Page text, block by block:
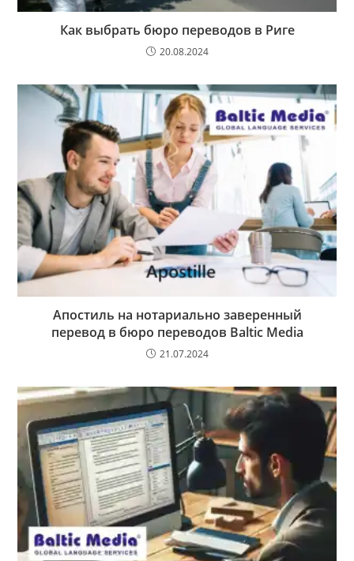
Как выбрать бюро переводов в Риге
20.08.2024
Апостиль на нотариально заверенный
перевод в бюро переводов Baltic Media
21.07.2024